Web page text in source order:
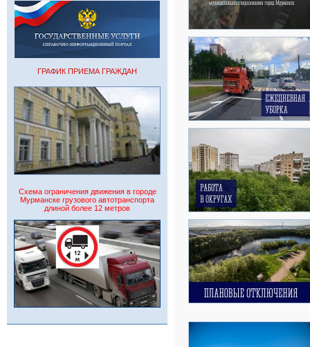
ГРАФИК ПРИЕМА ГРАЖДАН
Схема ограничения движения в городе
Мурманске грузового автотранспорта
длиной более 12 метров